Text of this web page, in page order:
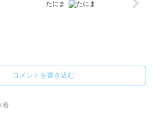
たにま
コメントを書き込む
着